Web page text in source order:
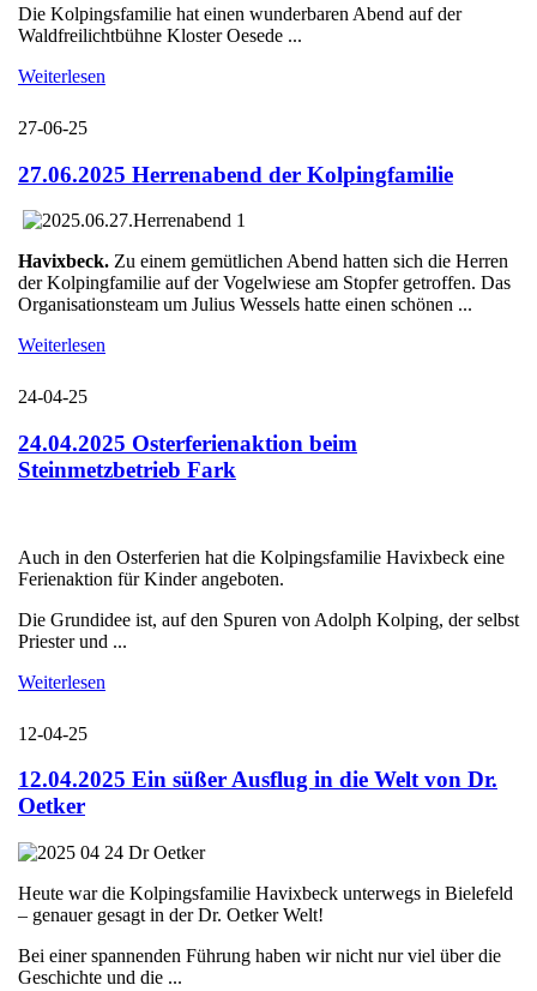
Die Kolpingsfamilie hat einen wunderbaren Abend auf der
Waldfreilichtbühne Kloster Oesede ...
Weiterlesen
27-06-25
27.06.2025 Herrenabend der Kolpingfamilie
Havixbeck. Zu einem gemütlichen Abend hatten sich die Herren
der Kolpingfamilie auf der Vogelwiese am Stopfer getroffen. Das
Organisationsteam um Julius Wessels hatte einen schönen ...
Weiterlesen
24-04-25
24.04.2025 Osterferienaktion beim
Steinmetzbetrieb Fark
Auch in den Osterferien hat die Kolpingsfamilie Havixbeck eine
Ferienaktion für Kinder angeboten.
Die Grundidee ist, auf den Spuren von Adolph Kolping, der selbst
Priester und ...
Weiterlesen
12-04-25
12.04.2025 Ein süßer Ausflug in die Welt von Dr.
Oetker
Heute war die Kolpingsfamilie Havixbeck unterwegs in Bielefeld
– genauer gesagt in der Dr. Oetker Welt!
Bei einer spannenden Führung haben wir nicht nur viel über die
Geschichte und die ...